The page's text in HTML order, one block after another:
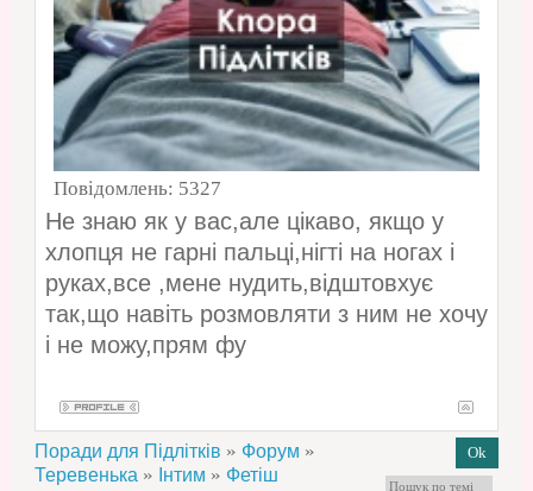
Повідомлень: 5327
Не знаю як у вас,але цікаво, якщо у
хлопця не гарні пальці,нігті на ногах і
руках,все ,мене нудить,відштовхує
так,що навіть розмовляти з ним не хочу
і не можу,прям фу
Поради для Підлітків » Форум »
Теревенька » Інтим » Фетіш